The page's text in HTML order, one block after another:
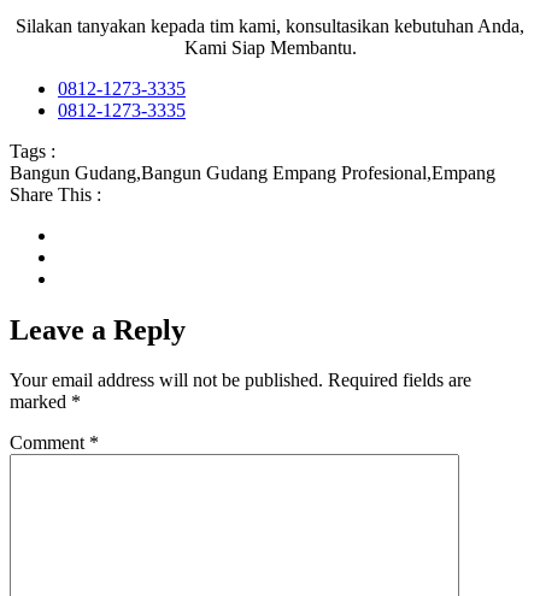
Silakan tanyakan kepada tim kami, konsultasikan kebutuhan Anda,
Kami Siap Membantu.
0812-1273-3335
0812-1273-3335
Tags :
Bangun Gudang,Bangun Gudang Empang Profesional,Empang
Share This :
Leave a Reply
Your email address will not be published. Required fields are
marked *
Comment *